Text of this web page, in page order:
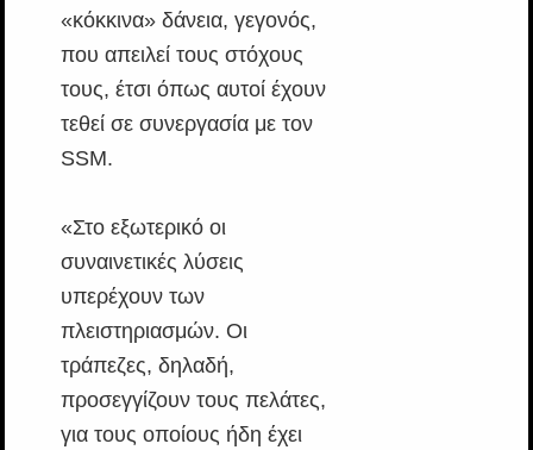
«κόκκινα» δάνεια, γεγονός,
που απειλεί τους στόχους
τους, έτσι όπως αυτοί έχουν
τεθεί σε συνεργασία με τον
SSM.
«Στο εξωτερικό οι
συναινετικές λύσεις
υπερέχουν των
πλειστηριασμών. Οι
τράπεζες, δηλαδή,
προσεγγίζουν τους πελάτες,
για τους οποίους ήδη έχει